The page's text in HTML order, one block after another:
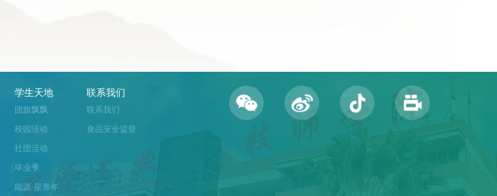
学生天地
团旗飘飘
校园活动
社团活动
毕业季
能源·星青年
联系我们
联系我们
食品安全监督